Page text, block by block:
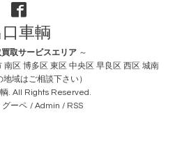
口車輌
取サービスエリア～
区 博多区 東区 中央区 早良区 西区 城南
地域はご相談下さい）
. All Rights Reserved.
グーペ / Admin / RSS